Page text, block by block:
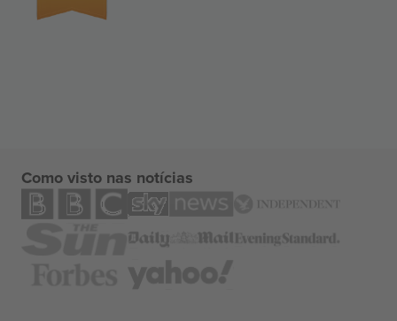
Como visto nas notícias